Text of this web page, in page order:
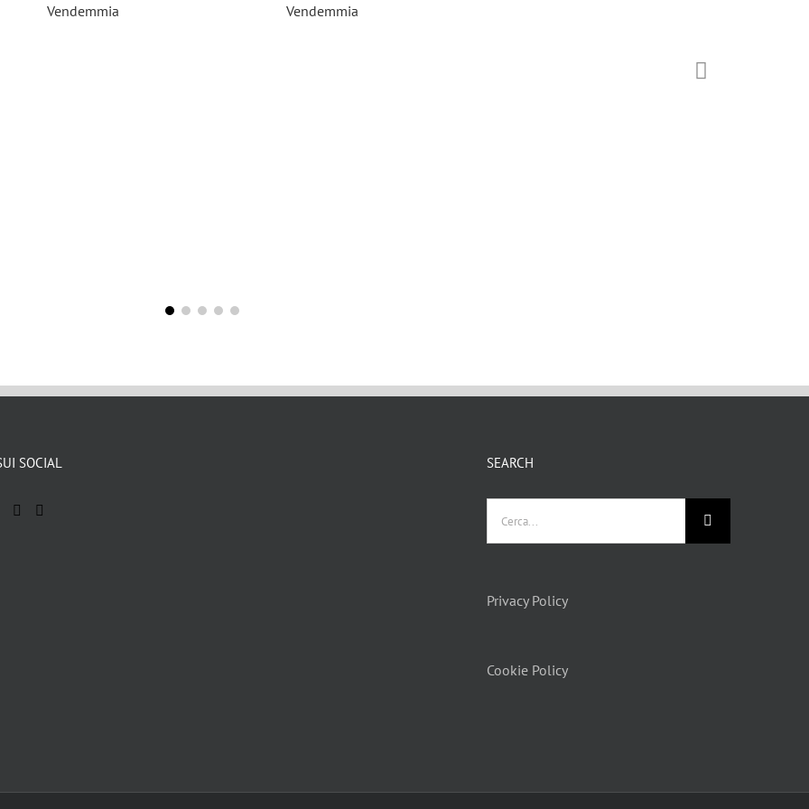
Vendemmia
Vendemmia
SOCIAL SEARCH
Privacy Policy
Cookie Policy